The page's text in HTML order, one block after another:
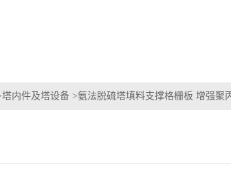
塔内件及塔设备 >氨法脱硫塔填料支撑格栅板 增强聚